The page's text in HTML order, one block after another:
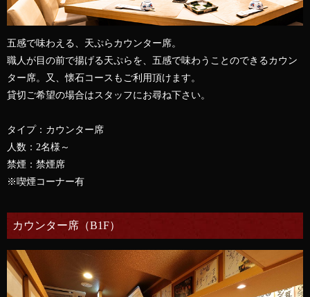
五感で味わえる、天ぷらカウンター席。
職人が目の前で揚げる天ぷらを、五感で味わうことのできるカウン
ター席。又、懐石コースもご利用頂けます。
貸切ご希望の場合はスタッフにお尋ね下さい。
タイプ：カウンター席
人数：2名様～
禁煙：禁煙席
※喫煙コーナー有
カウンター席（B1F）